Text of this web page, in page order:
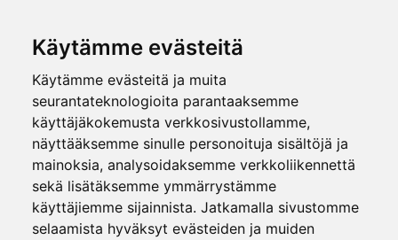
Käytämme evästeitä
Käytämme evästeitä ja muita
seurantateknologioita parantaaksemme
käyttäjäkokemusta verkkosivustollamme,
näyttääksemme sinulle personoituja sisältöjä ja
mainoksia, analysoidaksemme verkkoliikennettä
sekä lisätäksemme ymmärrystämme
käyttäjiemme sijainnista. Jatkamalla sivustomme
selaamista hyväksyt evästeiden ja muiden